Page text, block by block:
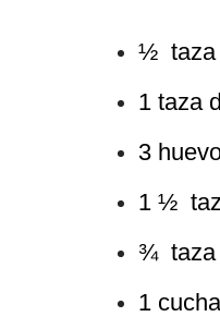
½ taza
1 taza
3
1 ½
¾ taza
1